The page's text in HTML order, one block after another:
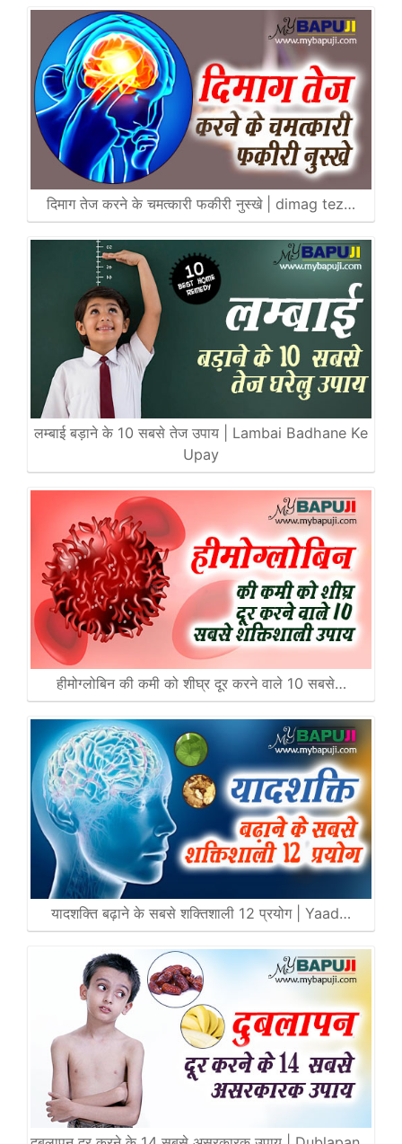
दिमाग तेज करने के चमत्कारी फकीरी नुस्खे | dimag tez…
लम्बाई बड़ाने के 10 सबसे तेज उपाय | Lambai Badhane Ke
Upay
हीमोग्लोबिन की कमी को शीघ्र दूर करने वाले 10 सबसे…
यादशक्ति बढ़ाने के सबसे शक्तिशाली 12 प्रयोग | Yaad…